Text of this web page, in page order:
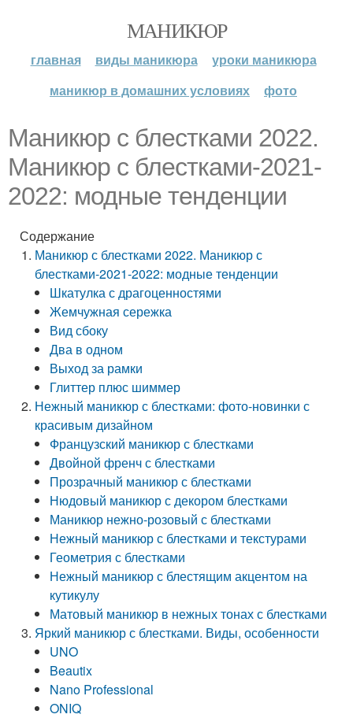
МАНИКЮР
главная виды маникюра
уроки маникюра
маникюр в домашних условиях
фото
Маникюр с блестками 2022.
Маникюр с блестками-2021-
2022: модные тенденции
Содержание
Маникюр с блестками 2022. Маникюр с
блестками-2021-2022: модные тенденции
Шкатулка с драгоценностями
Жемчужная сережка
Вид сбоку
Два в одном
Выход за рамки
Глиттер плюс шиммер
Нежный маникюр с блестками: фото-новинки с
красивым дизайном
Французский маникюр с блестками
Двойной френч с блестками
Прозрачный маникюр с блестками
Нюдовый маникюр с декором блестками
Маникюр нежно-розовый с блестками
Нежный маникюр с блестками и текстурами
Геометрия с блестками
Нежный маникюр с блестящим акцентом на
кутикулу
Матовый маникюр в нежных тонах с блестками
Яркий маникюр с блестками. Виды, особенности
UNO
Beautix
Nano Professional
ONIQ